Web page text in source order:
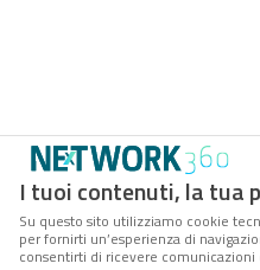
I tuoi contenuti, la tua
Su questo sito utilizziamo cookie
per fornirti un’esperienza di
consentirti di ricevere